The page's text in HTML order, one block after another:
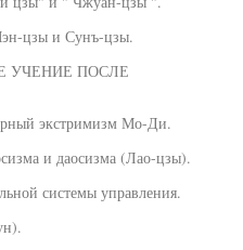
цзы и Сунъ-цзы.
УЧЕНИЕ ПОСЛЕ
экстримизм Мо-Ди.
и даосизма (Лао-цзы).
системы управления.